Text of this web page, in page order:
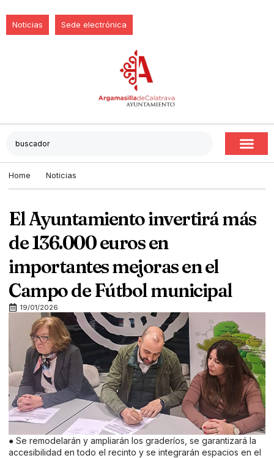
Noticias Sede electrónica
Home Noticias
El Ayuntamiento invertirá más
de 136.000 euros en
importantes mejoras en el
Campo de Fútbol municipal
19/01/2026
● Se remodelarán y ampliarán los graderíos, se garantizará la
accesibilidad en todo el recinto y se integrarán espacios en el